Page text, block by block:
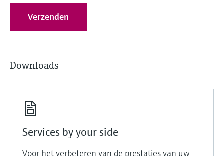
Verzenden
Downloads
Services by your side
Voor het verbeteren van de prestaties van uw